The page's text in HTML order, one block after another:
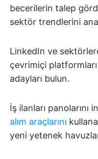
becerilerin talep
sektör trendlerini
LinkedIn ve
çevrimiçi
adayları bulun.
İş ilanları panolarını
alım araçlarını
yeni yetenek